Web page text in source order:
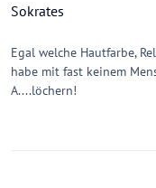
Sokrates
Egal welche Hautfarbe,
habe mit fast keinem
A....löchern!